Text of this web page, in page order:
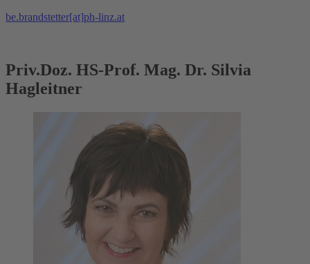
be.brandstetter[at]ph-linz.at
Priv.Doz. HS-Prof. Mag. Dr. Silvia
Hagleitner